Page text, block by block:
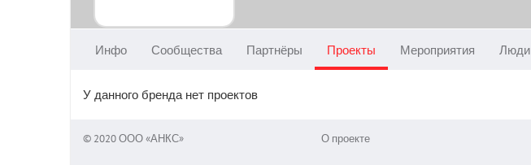
Инфо Сообщества Партнёры Проекты Мероприятия Люди
У данного бренда нет проектов
© 2020 ООО «АНКС» О проекте